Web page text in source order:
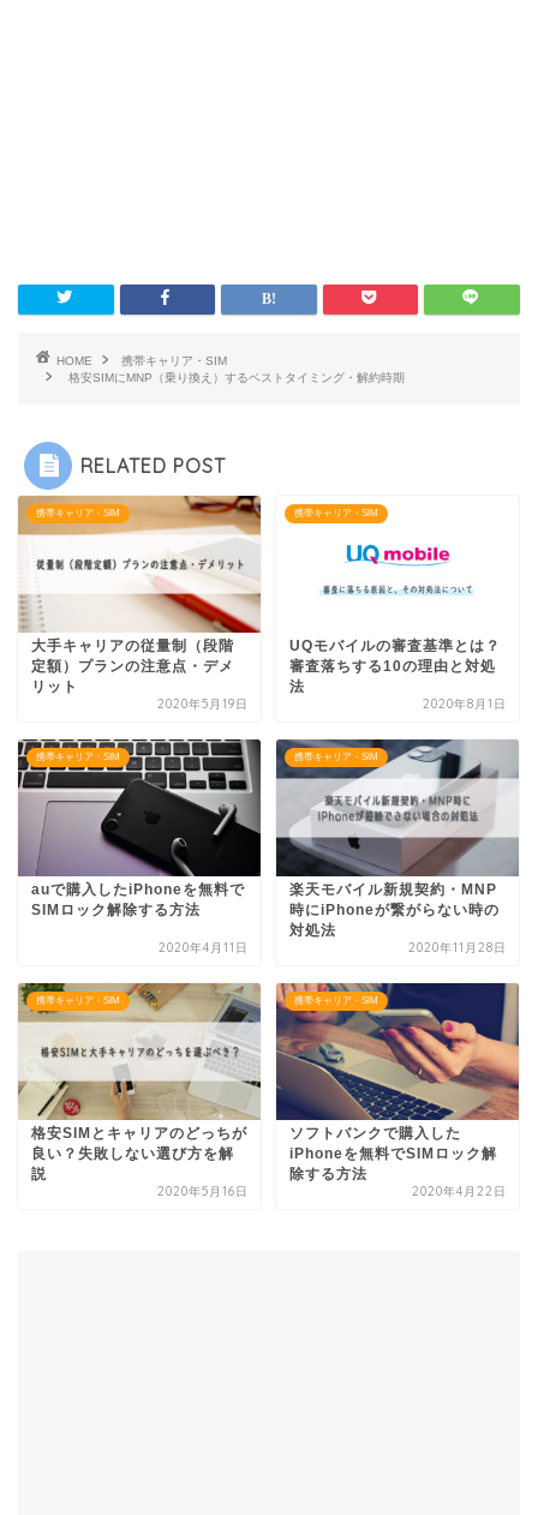
HOME
携帯キャリア・SIM
格安SIMにMNP（乗り換え）するベストタイミング・解約時期
RELATED POST
携帯キャリア・SIM
大手キャリアの従量制（段階
定額）プランの注意点・デメ
リット
2020年5月19日
携帯キャリア・SIM
UQモバイルの審査基準とは？
審査落ちする10の理由と対処
法
2020年8月1日
携帯キャリア・SIM
auで購入したiPhoneを無料で
SIMロック解除する方法
2020年4月11日
携帯キャリア・SIM
楽天モバイル新規契約・MNP
時にiPhoneが繋がらない時の
対処法
2020年11月28日
携帯キャリア・SIM
格安SIMとキャリアのどっちが
良い？失敗しない選び方を解
説
2020年5月16日
携帯キャリア・SIM
ソフトバンクで購入した
iPhoneを無料でSIMロック解
除する方法
2020年4月22日